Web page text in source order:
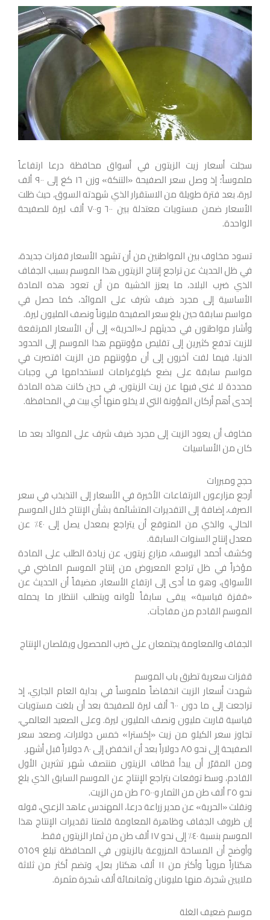
سجلت أسعار زيت الزيتون في أسواق محافظة درعا ارتفاعاً
ملموساً؛ إذ وصل سعر الصفيحة «التنكة» وزن ١٦ كغ إلى ٩٠٠ ألف
ليرة، بعد فترة طويلة من الاستقرار الذي شهدته السوق، حيث ظلت
الأسعار ضمن مستويات معتدلة بين ٦٠٠ و٧٠٠ ألف ليرة للصفيحة
الواحدة.
تسود مخاوف بين المواطنين من أن تشهد الأسعار قفزات جديدة،
في ظل الحديث عن تراجع إنتاج الزيتون هذا الموسم بسبب الجفاف
الذي ضرب البلاد، ما يعزز الخشية من أن تعود هذه المادة
الأساسية إلى مجرد ضيف شرف على الموائد، كما حصل في
مواسم سابقة حين بلغ سعر الصفيحة مليوناً ونصف المليون ليرة.
وأشار مواطنون في حديثهم لـ«الحرية» إلى أن الأسعار المرتفعة
للزيت تدفع كثيرين إلى تقليص مؤونتهم هذا الموسم إلى الحدود
الدنيا، فيما لفت آخرون إلى أن مؤونتهم من الزيت اقتصرت في
مواسم سابقة على بضع كيلوغرامات لاستخدامها في وجبات
محددة لا غنى فيها عن زيت الزيتون، في حين كانت هذه المادة
إحدى أهم أركان المؤونة التي لا يخلو منها أي بيت في المحافظة.
مخاوف أن يعود الزيت إلى مجرد ضيف شرف على الموائد بعد ما
كان من الأساسيات
حجج ومبررات
أرجع مزارعون الارتفاعات الأخيرة في الأسعار إلى التذبذب في سعر
الصرف، إضافة إلى التقديرات المتشائمة بشأن الإنتاج خلال الموسم
الحالي، والذي من المتوقع أن يتراجع بمعدل يصل إلى ٤٠٪ عن
معدل إنتاج السنوات السابقة.
وكشف أحمد اليوسف، مزارع زيتون، عن زيادة الطلب على المادة
مؤخراً في ظل تراجع المعروض من إنتاج الموسم الماضي في
الأسواق، وهو ما أدى إلى ارتفاع الأسعار، مضيفاً أن الحديث عن
«قفزة قياسية» يبقى سابقاً لأوانه ويتطلب انتظار ما يحمله
الموسم القادم من مفاجآت.
الجفاف والمعاومة يجتمعان على ضرب المحصول ويقلصان الإنتاج
قفزات سعرية تطرق باب الموسم
شهدت أسعار الزيت انخفاضاً ملموساً في بداية العام الجاري، إذ
تراجعت إلى ما دون ٦٠٠ ألف ليرة للصفيحة بعد أن بلغت مستويات
قياسية قاربت مليون ونصف المليون ليرة. وعلى الصعيد العالمي،
تجاوز سعر الكيلو من زيت «إكسترا» خمس دولارات، وصعد سعر
الصفيحة إلى نحو ٨٥ دولاراً بعد أن انخفض إلى ٨٠ دولاراً قبل أشهر.
ومن المقرّر أن يبدأ قطاف الزيتون منتصف شهر تشرين الأول
القادم، وسط توقعات بتراجع الإنتاج عن الموسم السابق الذي بلغ
نحو ٢٥ ألف طن من الثمار و٢٥٠٠ طن من الزيت.
ونقلت «الحرية» عن مدير زراعة درعا، المهندس عاهد الزعبي، قوله
إن ظروف الجفاف وظاهرة المعاومة قلصتا تقديرات الإنتاج هذا
الموسم بنسبة ٤٠٪ إلى نحو ١٧ ألف طن من ثمار الزيتون فقط.
وأوضح أن المساحة المزروعة بالزيتون في المحافظة تبلغ ٥٦٥٩
هكتاراً مروياً وأكثر من ١١ ألف هكتار بعل، وتضم أكثر من ثلاثة
ملايين شجرة، منها مليونان وثمانمائة ألف شجرة مثمرة.
موسم ضعيف الغلة